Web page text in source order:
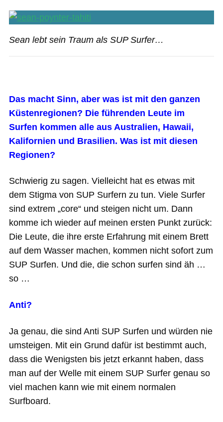
Sean lebt sein Traum als SUP Surfer…
Das macht Sinn, aber was ist mit den ganzen
Küstenregionen? Die führenden Leute im
Surfen kommen alle aus Australien, Hawaii,
Kalifornien und Brasilien. Was ist mit diesen
Regionen?
Schwierig zu sagen. Vielleicht hat es etwas mit
dem Stigma von SUP Surfern zu tun. Viele Surfer
sind extrem „core“ und steigen nicht um. Dann
komme ich wieder auf meinen ersten Punkt zurück:
Die Leute, die ihre erste Erfahrung mit einem Brett
auf dem Wasser machen, kommen nicht sofort zum
SUP Surfen. Und die, die schon surfen sind äh …
so …
Anti?
Ja genau, die sind Anti SUP Surfen und würden nie
umsteigen. Mit ein Grund dafür ist bestimmt auch,
dass die Wenigsten bis jetzt erkannt haben, dass
man auf der Welle mit einem SUP Surfer genau so
viel machen kann wie mit einem normalen
Surfboard.